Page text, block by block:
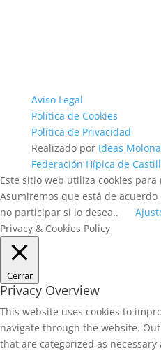
Aviso Legal
Política de Cookies
Política de Privacidad
Realizado por Ideas
Federación Hípica de
Este sitio web utiliza cookies
Asumiremos que está de
no participar si lo desea..
Privacy & Cookies Policy
Cerrar
Privacy Overview
This website uses cookies to
navigate through the website.
that are categorized as